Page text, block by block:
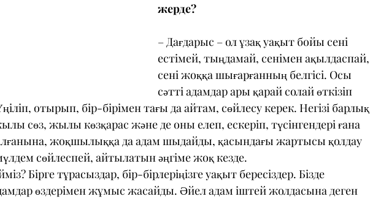
жерде?
– Дағдарыс – ол ұзақ уақыт бойы сені
естімей, тыңдамай, сенімен ақылдаспай,
сені жоққа шығарғанның белгісі. Осы
сәтті адамдар ары қарай солай өткізіп
отырып, бір-бірімен тағы да айтам, сөйлесу керек. Негізі барлық
сөз, жылы көзқарас және де оны елеп, ескеріп, түсінгендері ғана
жоқшылыққа да адам шыдайды, қасындағы жартысы қолдау
сөйлеспей, айтылатын әңгіме жоқ кезде.
Бірге тұрасыздар, бір-бірлеріңізге уақыт бересіздер. Бізде
өздерімен жұмыс жасайды. Әйел адам іштей жолдасына деген